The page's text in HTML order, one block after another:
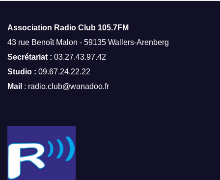
Association Radio Club 105.7FM
43 rue Benoît Malon - 59135 Wallers-Arenberg
Secrétariat : 03.27.43.97.42
Studio : 09.67.24.22.22
Mail : radio.club@wanadoo.fr